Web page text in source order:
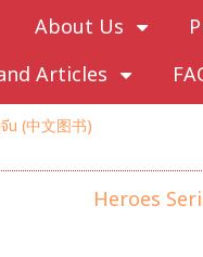
About Us
Articles
น (中文图书)
Heroes